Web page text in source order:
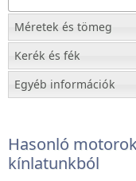
Méretek és tömeg
Kerék és fék
Egyéb információk
Hasonló
kínlatunkból